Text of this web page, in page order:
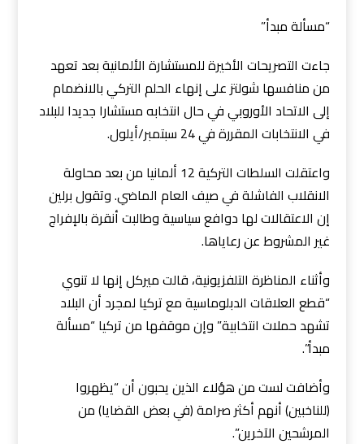
“مسألة مبدأ”
جاءت التصريحات الأخيرة للمستشارة الألمانية بعد تعهد
من منافسها شولتز على إنهاء الحلم التركي بالانضمام
إلى الاتحاد الأوروبي في حال انتخابه مستشارا جديدا للبلاد
في الانتخابات المقررة في 24 سبتمبر/أيلول.
واعتقلت السلطات التركية 12 ألمانيا من بعد محاولة
الانقلاب الفاشلة في صيف العام الماضي. وتقول برلين
إن الاعتقالات لها دوافع سياسية وطالبت أنقرة بالإفراج
غير المشروط عن رعاياها.
وأثناء المناظرة التلفزيونية، قالت ميركل إنها لا تنوي
“قطع العلاقات الدبلوماسية مع تركيا لمجرد أن البلاد
تشهد حملات انتخابية” وإن موقفها من تركيا “مسألة
مبدأ”.
وأضافت لست من هؤلاء الذين يحبون أن “يظهروا
(للناخبين) أنهم أكثر صرامة (في بعض القضايا) من
المرشحين الآخرين”.